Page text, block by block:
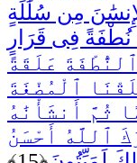
مِن سُلَٰلَةٍ
نُطْفَةً فِى قَرَارٍ
عَلَقَةً
ٱلْمُضْغَةَ
ثُمَّ أَنشَأْنَٰهُ
ٱللَّهُ أَحْسَنُ